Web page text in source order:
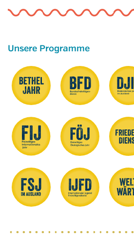
Unsere Programme